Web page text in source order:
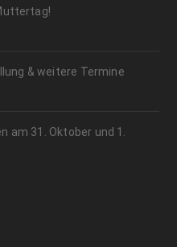
& weitere Termine
am 31. Oktober und 1.